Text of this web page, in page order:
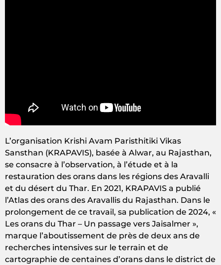
L’organisation Krishi Avam Paristhitiki Vikas
Sansthan (KRAPAVIS), basée à Alwar, au Rajasthan,
se consacre à l’observation, à l’étude et à la
restauration des orans dans les régions des Aravalli
et du désert du Thar. En 2021, KRAPAVIS a publié
l’Atlas des orans des Aravallis du Rajasthan. Dans le
prolongement de ce travail, sa publication de 2024, «
Les orans du Thar – Un passage vers Jaisalmer »,
marque l’aboutissement de près de deux ans de
recherches intensives sur le terrain et de
cartographie de centaines d’orans dans le district de